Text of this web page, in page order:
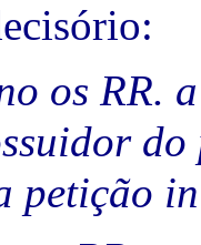
os RR.
petição